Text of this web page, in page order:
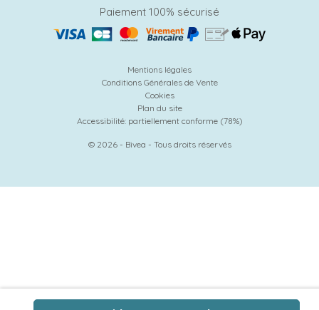
Paiement 100% sécurisé
Mentions légales
Conditions Générales de Vente
Cookies
Plan du site
Accessibilité: partiellement conforme (78%)
© 2026 - Bivea - Tous droits réservés